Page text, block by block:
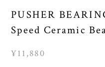
PUSHER
Speed Ceramic
¥11,880